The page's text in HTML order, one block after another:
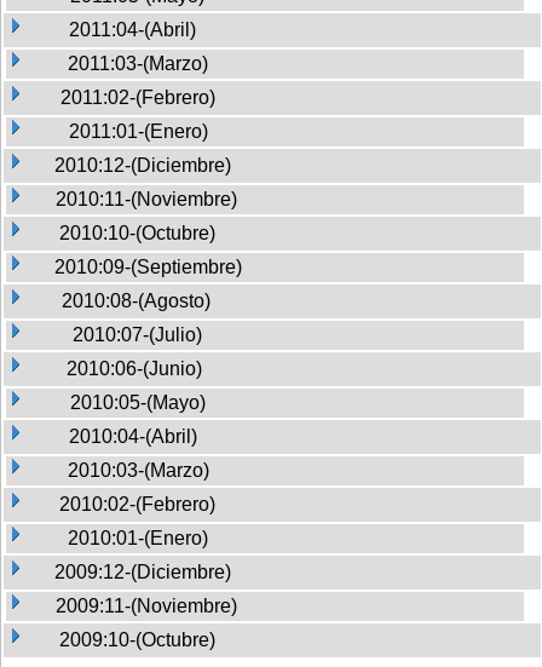
2011:04-(Abril)
2011:03-(Marzo)
2011:02-(Febrero)
2011:01-(Enero)
2010:12-(Diciembre)
2010:11-(Noviembre)
2010:10-(Octubre)
2010:09-(Septiembre)
2010:08-(Agosto)
2010:07-(Julio)
2010:06-(Junio)
2010:05-(Mayo)
2010:04-(Abril)
2010:03-(Marzo)
2010:02-(Febrero)
2010:01-(Enero)
2009:12-(Diciembre)
2009:11-(Noviembre)
2009:10-(Octubre)